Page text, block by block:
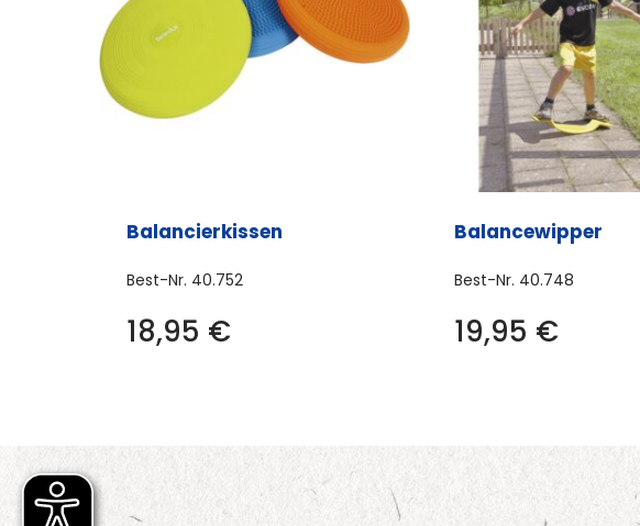
Balancierkissen
Best-Nr. 40.752
18,95 €
Balancewipper
Best-Nr. 40.748
19,95 €